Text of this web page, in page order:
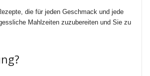
die für jeden Geschmack und jede
Mahlzeiten zuzubereiten und Sie zu